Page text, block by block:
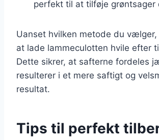
perfekt til at tilføje grøntsager
Uanset hvilken metode du
at lade lammeculotten hvile efter
Dette sikrer, at safterne fordeles
resulterer i et mere saftigt og
resultat.
Tips til perfekt